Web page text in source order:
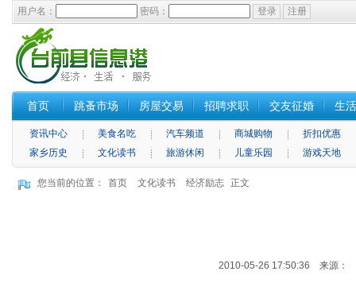
用户名： 密码：
首页 跳蚤市场 房屋交易 招聘求职 交友征婚 生
资讯中心 美食名吃 汽车频道 商城购物
折扣优惠
家乡历史
文化读书 旅游休闲 儿童乐园 游戏天地
您当前的位置： 首页 文化读书 经济励志 正文
2010-05-26 17:50:36 来源：